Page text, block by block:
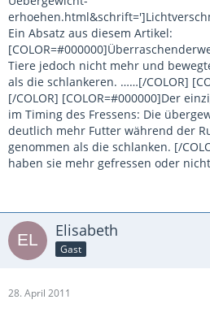
Ein Absatz aus diesem Artikel:
Tiere jedoch nicht mehr und
als die schlankeren. ……[/COLOR]
[/COLOR] [COLOR=#000000]Der
im Timing des Fressens: Die
deutlich mehr Futter während der
genommen als die schlanken. [/
haben sie mehr gefressen oder nicht
Elisabeth
Gast
28. April 2011